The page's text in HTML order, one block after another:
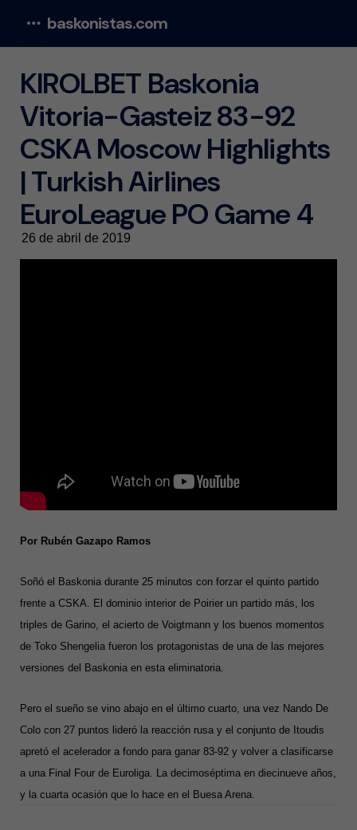
baskonistas.com
KIROLBET Baskonia
Vitoria-Gasteiz 83-92
CSKA Moscow Highlights
| Turkish Airlines
EuroLeague PO Game 4
26 de abril de 2019
Por Rubén Gazapo Ramos
Soñó el Baskonia durante 25 minutos con forzar el quinto partido
frente a CSKA. El dominio interior de Poirier un partido más, los
triples de Garino, el acierto de Voigtmann y los buenos momentos
de Toko Shengelia fueron los protagonistas de una de las mejores
versiones del Baskonia en esta eliminatoria.
Pero el sueño se vino abajo en el último cuarto, una vez Nando De
Colo con 27 puntos lideró la reacción rusa y el conjunto de Itoudis
apretó el acelerador a fondo para ganar 83-92 y volver a clasificarse
a una Final Four de Euroliga. La decimoséptima en diecinueve años,
y la cuarta ocasión que lo hace en el Buesa Arena.